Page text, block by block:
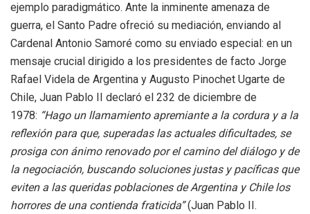
ejemplo paradigmático. Ante la inminente amenaza de
guerra, el Santo Padre ofreció su mediación, enviando al
Cardenal Antonio Samoré como su enviado especial: en un
mensaje crucial dirigido a los presidentes de facto Jorge
Rafael Videla de Argentina y Augusto Pinochet Ugarte de
Chile, Juan Pablo II declaró el 232 de diciembre de
1978: “Hago un llamamiento apremiante a la cordura y a la
reflexión para que, superadas las actuales dificultades, se
prosiga con ánimo renovado por el camino del diálogo y de
la negociación, buscando soluciones justas y pacíficas que
eviten a las queridas poblaciones de Argentina y Chile los
horrores de una contienda fraticida”(Juan Pablo II.